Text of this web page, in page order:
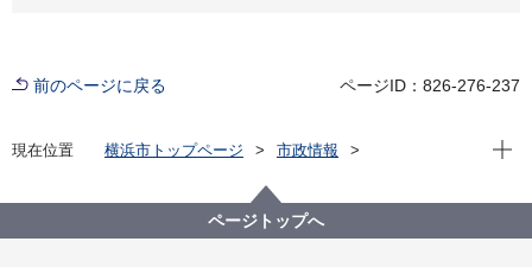
前のページに戻る ページID：826-276-237
現在位置 横浜市トップページ
市政情報
会計年度任用職員採用募集
【健康福祉局】会計年度任用職員（日額職：ひきこも
り相談専用ダイヤル関連業務）の募集について（令和
現在
ページトップへ